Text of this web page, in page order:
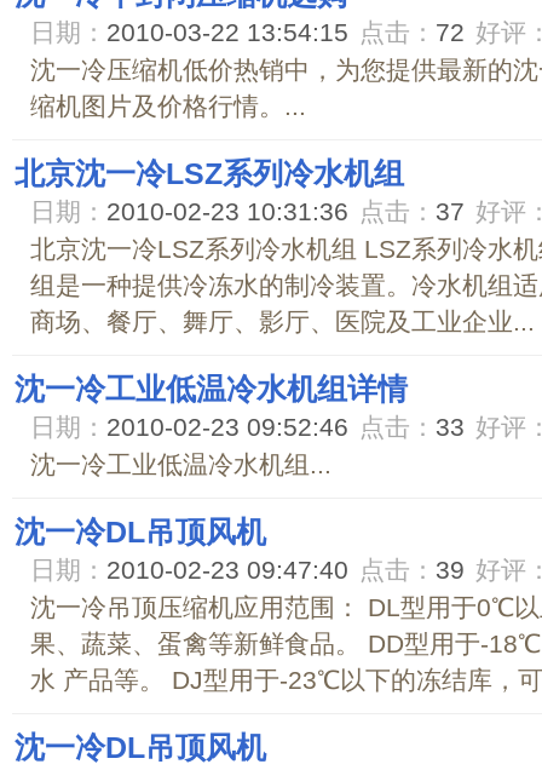
日期： 2010-03-22 13:54:15 点击： 72 好评
沈一冷压缩机低价热销中，为您提供最新的
缩机图片及价格行情。...
北京沈一冷LSZ系列冷水机组
日期： 2010-02-23 10:31:36 点击： 37 好评
北京沈一冷LSZ系列冷水机组 LSZ系列冷水
组是一种提供冷冻水的制冷装置。冷水机组
商场、餐厅、舞厅、影厅、医院及工业企业...
沈一冷工业低温冷水机组详情
日期： 2010-02-23 09:52:46 点击： 33 好评
沈一冷工业低温冷水机组...
沈一冷DL吊顶风机
日期： 2010-02-23 09:47:40 点击： 39 好评
沈一冷吊顶压缩机应用范围： DL型用于0℃
果、蔬菜、蛋禽等新鲜食品。 DD型用于-
水 产品等。 DJ型用于-23℃以下的冻结库，
沈一冷DL吊顶风机